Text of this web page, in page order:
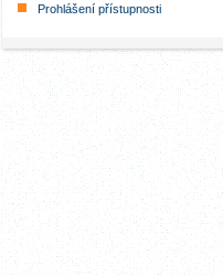
Prohlášení přístupnosti